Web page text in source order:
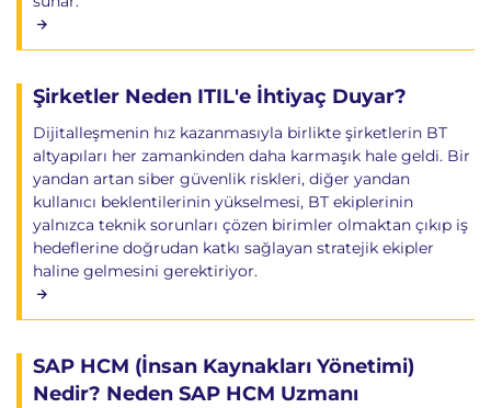
Şirketler Neden ITIL'e İhtiyaç Duyar?
Dijitalleşmenin hız kazanmasıyla birlikte şirketlerin BT
altyapıları her zamankinden daha karmaşık hale geldi. Bir
yandan artan siber güvenlik riskleri, diğer yandan
kullanıcı beklentilerinin yükselmesi, BT ekiplerinin
yalnızca teknik sorunları çözen birimler olmaktan çıkıp iş
hedeflerine doğrudan katkı sağlayan stratejik ekipler
haline gelmesini gerektiriyor.
SAP HCM (İnsan Kaynakları Yönetimi)
Nedir? Neden SAP HCM Uzmanı